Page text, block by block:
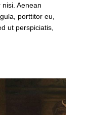
Aenean
porttitor eu,
ut perspiciatis,